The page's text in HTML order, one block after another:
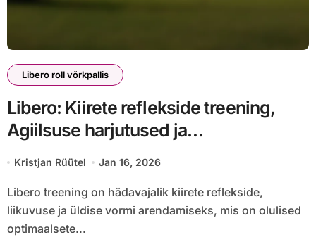
Libero roll võrkpallis
Libero: Kiirete reflekside treening,
Agiilsuse harjutused ja
vastupidavustreening
Kristjan Rüütel Jan 16, 2026
Libero treening on hädavajalik kiirete reflekside,
liikuvuse ja üldise vormi arendamiseks, mis on olulised
optimaalsete...